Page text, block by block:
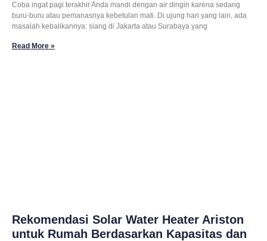
Coba ingat pagi terakhir Anda mandi dengan air dingin karena sedang
buru-buru atau pemanasnya kebetulan mati. Di ujung hari yang lain, ada
masalah kebalikannya: siang di Jakarta atau Surabaya yang
Read More »
Rekomendasi Solar Water Heater Ariston
untuk Rumah Berdasarkan Kapasitas dan